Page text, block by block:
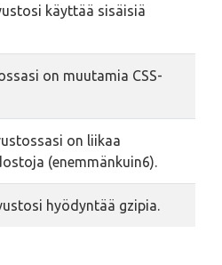
käyttää sisäisiä
on muutamia CSS-
on liikaa
(enemmänkuin6).
hyödyntää gzipia.